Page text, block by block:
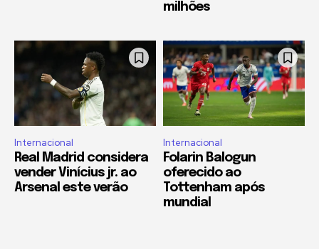
milhões
Internacional
Real Madrid considera
vender Vinícius jr. ao
Arsenal este verão
Internacional
Folarin Balogun
oferecido ao
Tottenham após
mundial